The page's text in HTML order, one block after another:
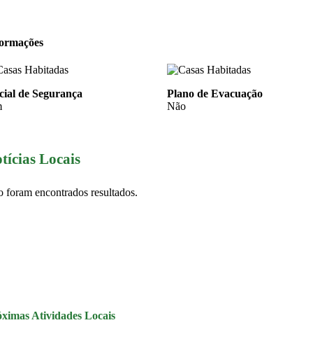
de Segurança
Plano de Evacuação
Não
Locais
foram encontrados resultados.
Atividades Locais